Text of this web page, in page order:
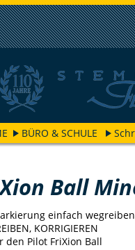
BÜRO & SCHULE
Ball
einfach
KORRIGIEREN
den Pilot FriXion Ball